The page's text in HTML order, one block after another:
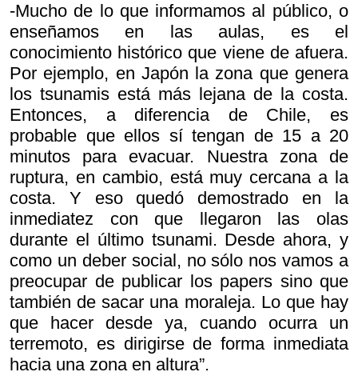
-Mucho de lo que informamos al público, o
enseñamos en las aulas, es el
conocimiento histórico que viene de afuera.
Por ejemplo, en Japón la zona que genera
los tsunamis está más lejana de la costa.
Entonces, a diferencia de Chile, es
probable que ellos sí tengan de 15 a 20
minutos para evacuar. Nuestra zona de
ruptura, en cambio, está muy cercana a la
costa. Y eso quedó demostrado en la
inmediatez con que llegaron las olas
durante el último tsunami. Desde ahora, y
como un deber social, no sólo nos vamos a
preocupar de publicar los papers sino que
también de sacar una moraleja. Lo que hay
que hacer desde ya, cuando ocurra un
terremoto, es dirigirse de forma inmediata
hacia una zona en altura”.